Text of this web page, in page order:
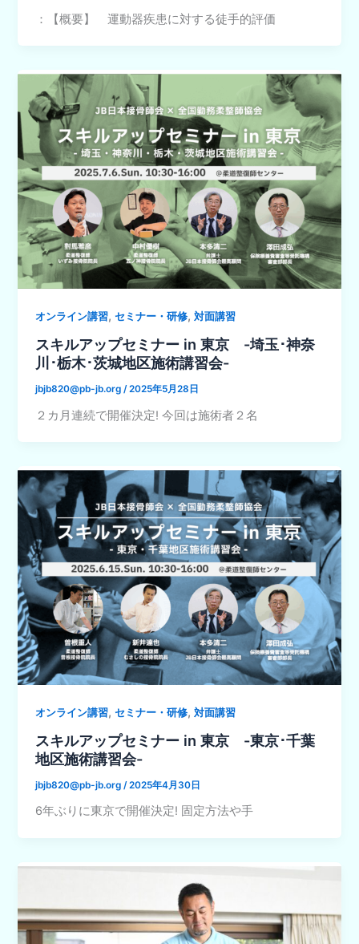
：【概要】 運動器疾患に対する徒手的評価
オンライン講習,セミナー・研修,対面講習
スキルアップセミナー in 東京 -埼玉･神奈
川･栃木･茨城地区施術講習会-
jbjb820@pb-jb.org /2025年5月28日
２カ月連続で開催決定! 今回は施術者２名
オンライン講習,セミナー・研修,対面講習
スキルアップセミナー in 東京 -東京･千葉
地区施術講習会-
jbjb820@pb-jb.org /2025年4月30日
6年ぶりに東京で開催決定! 固定方法や手